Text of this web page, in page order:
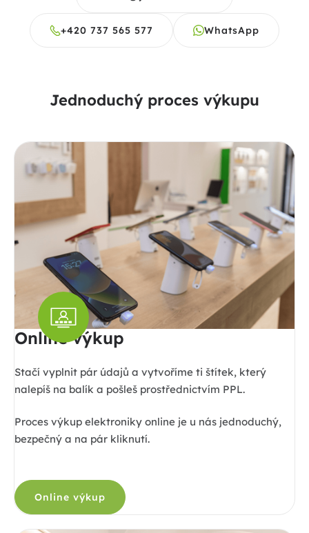
+420 737 565 577 WhatsApp
Jednoduchý proces výkupu
Online výkup
Stačí vyplnit pár údajů a vytvoříme ti štítek, který
nalepíš na balík a pošleš prostřednictvím PPL.
Proces výkup elektroniky online je u nás jednoduchý,
bezpečný a na pár kliknutí.
Online výkup